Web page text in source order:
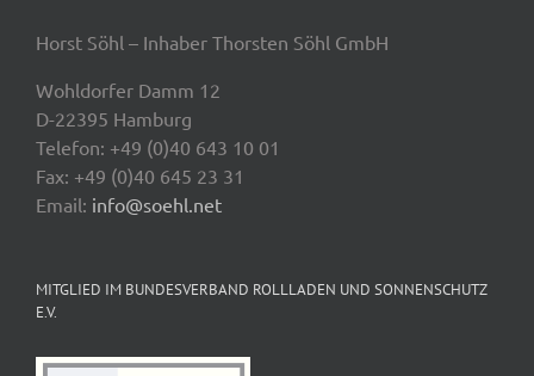
Horst Söhl – Inhaber Thorsten Söhl GmbH
Wohldorfer Damm 12
D-22395 Hamburg
Telefon: +49 (0)40 643 10 01
Fax: +49 (0)40 645 23 31
Email: info@soehl.net
MITGLIED IM BUNDESVERBAND ROLLLADEN UND SONNENSCHUTZ
E.V.